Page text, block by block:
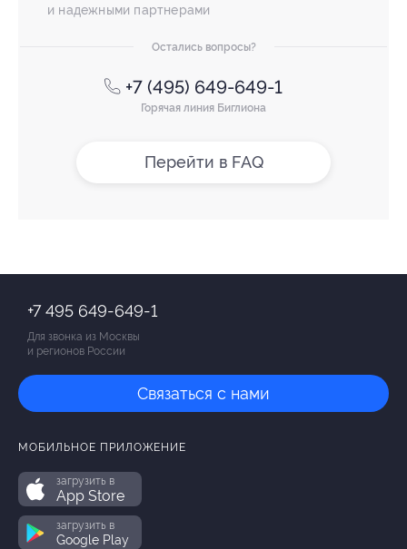
и надежными партнерами
Остались вопросы?
+7 (495) 649-649-1
Горячая линия Биглиона
Перейти в FAQ
+7 495 649-649-1
Для звонка из Москвы
и регионов России
Связаться с нами
МОБИЛЬНОЕ ПРИЛОЖЕНИЕ
загрузить в
App Store
загрузить в
Google Play